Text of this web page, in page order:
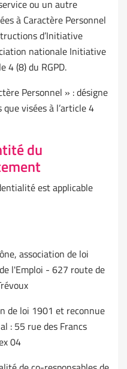
ou un autre
à Caractère Personnel
d’Initiative
nationale Initiative
4 (8) du RGPD.
Personnel » : désigne
visées à l’article 4
du
est applicable
association de loi
l'Emploi - 627 route de
de loi 1901 et reconnue
: 55 rue des Francs
04